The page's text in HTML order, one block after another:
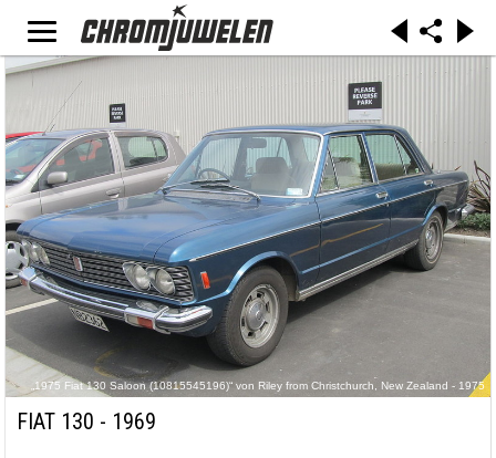
„1975 Fiat 130 Saloon (10815545196)“ von Riley from Christchurch, New Zealand - 1975
Fiat 130 Saloon. Lizenziert unter CC BY 2.0 über Wikimedia Commons -
FIAT 130 - 1969